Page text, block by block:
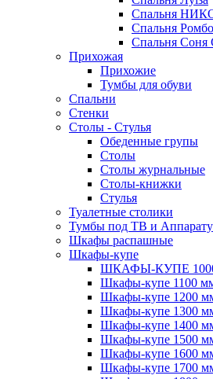
Спальня
Спальня
Спальня Соня
Прихожая
Прихожие
Тумбы для обуви
Спальни
Стенки
Столы - Стулья
Обеденные групы
Столы
Столы журнальные
Столы-книжки
Стулья
Туалетные столики
Тумбы под ТВ и
Шкафы распашные
Шкафы-купе
ШКАФЫ-КУПЕ
Шкафы-купе 1100
Шкафы-купе 1200
Шкафы-купе 1300
Шкафы-купе 1400
Шкафы-купе 1500
Шкафы-купе 1600
Шкафы-купе 1700